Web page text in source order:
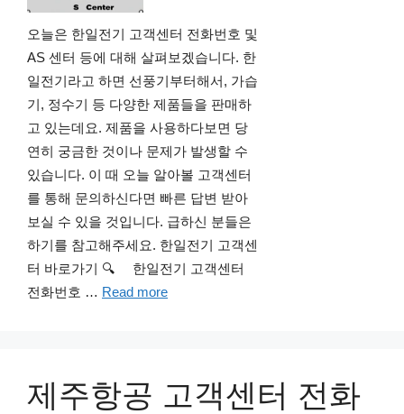
오늘은 한일전기 고객센터 전화번호 및
AS 센터 등에 대해 살펴보겠습니다. 한
일전기라고 하면 선풍기부터해서, 가습
기, 정수기 등 다양한 제품들을 판매하
고 있는데요. 제품을 사용하다보면 당
연히 궁금한 것이나 문제가 발생할 수
있습니다. 이 때 오늘 알아볼 고객센터
를 통해 문의하신다면 빠른 답변 받아
보실 수 있을 것입니다. 급하신 분들은
하기를 참고해주세요. 한일전기 고객센
터 바로가기 🔍 한일전기 고객센터
전화번호 … Read more
제주항공 고객센터 전화